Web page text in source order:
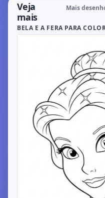
Veja
mais
Mais
BELA E A FERA PARA